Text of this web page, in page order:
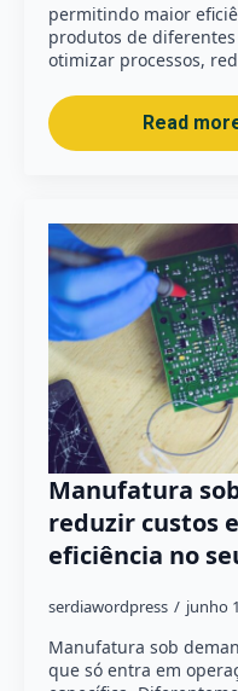
permitindo maior
produtos de
otimizar processos,
Read
Manufatura
reduzir custos
eficiência no
serdiawordpress junho
Manufatura sob
que só entra em